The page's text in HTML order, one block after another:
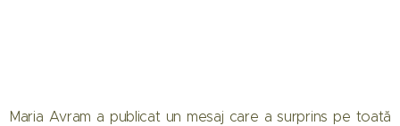
Maria Avram a publicat un mesaj care a surprins pe toată